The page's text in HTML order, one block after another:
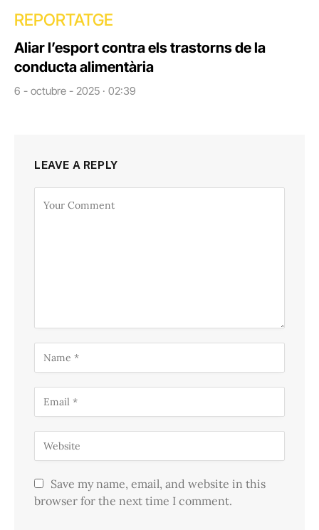
REPORTATGE
Aliar l’esport contra els trastorns de la
conducta alimentària
6 - octubre - 2025 · 02:39
LEAVE A REPLY
Save my name, email, and website in this
browser for the next time I comment.